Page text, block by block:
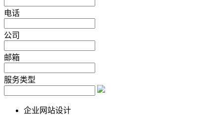
电话
公司
邮箱
服务类型
企业网站设计